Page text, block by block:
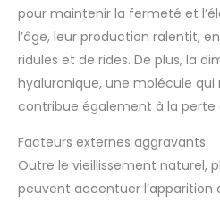
pour maintenir la fermeté et
l’âge, leur production ralentit,
ridules et de rides. De plus, la
hyaluronique, une molécule qui
contribue également à la perte
Facteurs externes aggravants
Outre le vieillissement naturel,
peuvent accentuer l’apparition